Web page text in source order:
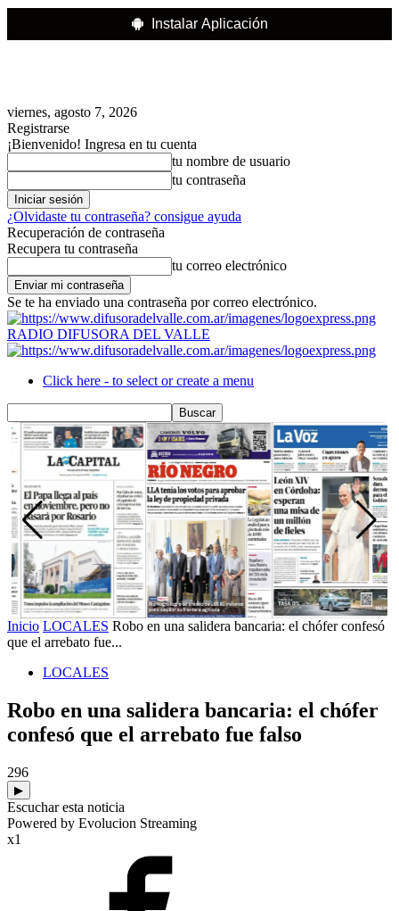
Instalar Aplicación
viernes, agosto 7, 2026
Registrarse
¡Bienvenido! Ingresa en tu cuenta
tu nombre de usuario
tu contraseña
¿Olvidaste tu contraseña? consigue ayuda
Recuperación de contraseña
Recupera tu contraseña
tu correo electrónico
Se te ha enviado una contraseña por correo electrónico.
RADIO DIFUSORA DEL VALLE
Click here - to select or create a menu
Inicio LOCALES Robo en una salidera bancaria: el chófer confesó
que el arrebato fue...
LOCALES
Robo en una salidera bancaria: el chófer
confesó que el arrebato fue falso
296
▶
Escuchar esta noticia
Powered by Evolucion Streaming
x1